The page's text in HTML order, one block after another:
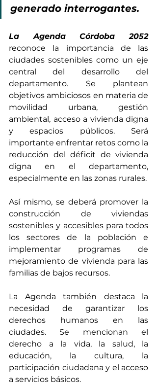
generado interrogantes.
La Agenda Córdoba 2052
reconoce la importancia de las
ciudades sostenibles como un eje
central del desarrollo del
departamento. Se plantean
objetivos ambiciosos en materia de
movilidad urbana, gestión
ambiental, acceso a vivienda digna
y espacios públicos. Será
importante enfrentar retos como la
reducción del déficit de vivienda
digna en el departamento,
especialmente en las zonas rurales.
Así mismo, se deberá promover la
construcción de viviendas
sostenibles y accesibles para todos
los sectores de la población e
implementar programas de
mejoramiento de vivienda para las
familias de bajos recursos.
La Agenda también destaca la
necesidad de garantizar los
derechos humanos en las
ciudades. Se mencionan el
derecho a la vida, la salud, la
educación, la cultura, la
participación ciudadana y el acceso
a servicios básicos.